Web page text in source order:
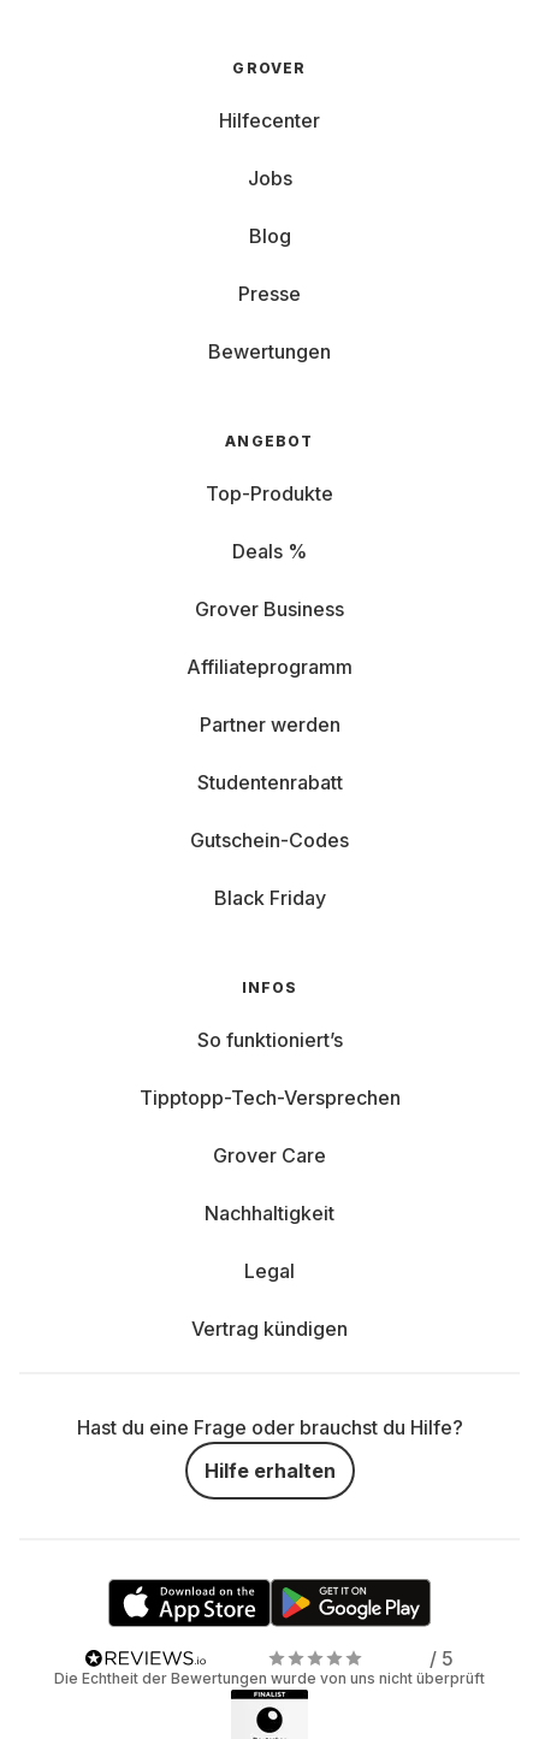
GROVER
Hilfecenter
Jobs
Blog
Presse
Bewertungen
ANGEBOT
Top-Produkte
Deals %
Grover Business
Affiliateprogramm
Partner werden
Studentenrabatt
Gutschein-Codes
Black Friday
INFOS
So funktioniert’s
Tipptopp-Tech-Versprechen
Grover Care
Nachhaltigkeit
Legal
Vertrag kündigen
Hast du eine Frage oder brauchst du Hilfe?
Hilfe erhalten
/ 5
Die Echtheit der Bewertungen wurde von uns nicht überprüft